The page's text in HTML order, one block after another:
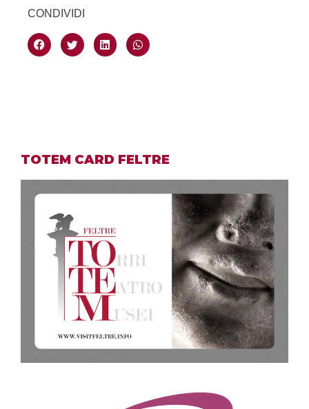
CONDIVIDI
TOTEM CARD FELTRE